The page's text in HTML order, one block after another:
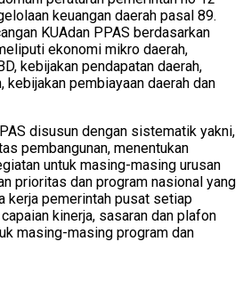
keuangan daerah pasal 89.
KUAdan PPAS berdasarkan
ekonomi mikro daerah,
kebijakan pendapatan daerah,
kebijakan pembiayaan daerah dan
disusun dengan sistematik yakni,
pembangunan, menentukan
untuk masing-masing urusan
prioritas dan program nasional yang
kerja pemerintah pusat setiap
kinerja, sasaran dan plafon
masing-masing program dan